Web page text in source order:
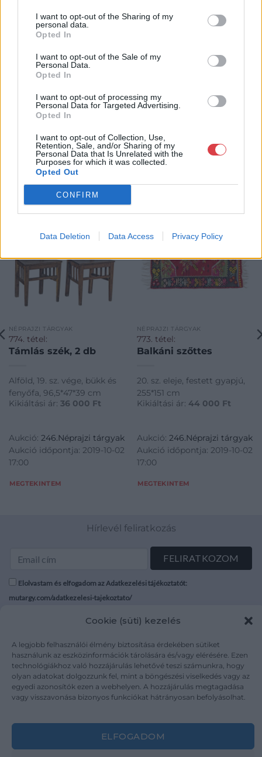
I want to opt-out of the Sharing of my
personal data.
Opted In
I want to opt-out of the Sale of my
Personal Data.
Opted In
I want to opt-out of processing my
Personal Data for Targeted Advertising.
Opted In
I want to opt-out of Collection, Use,
Retention, Sale, and/or Sharing of my
Personal Data that Is Unrelated with the
Purposes for which it was collected.
Opted Out
CONFIRM
Data Deletion Data Access Privacy Policy
Cookie (süti) kezelés
A legjobb felhasználói élmény biztosítása érdekében sütiket
használunk az eszközinformációk tárolására és/vagy elérésére. Ezen
technológiákhoz való hozzájárulás lehetővé teszi számunkra, hogy
olyan adatokat dolgozzunk fel, mint a böngészési viselkedés vagy az
egyedi azonosítók ezen a webhelyen. A hozzájárulás megtagadása
vagy visszavonása bizonyos funkciókat hátrányosan befolyásolhat.
ELFOGADOM
bútorok, szőnyegek, üveg, porcelán és ezüst tárgyak, ékszerek,
néprajzi tárgyak értékesítése és aukcionálása. Hagyatékok és
gyűjtemények árverezése. Ingyenes értékbecslés. Árveréseinkre
a tárgyfelvétel folyamatos.
GALÉRIA TOVÁBBI MŰTÁRGYAI
KAPCSOLÓDÓ MŰTÁRGYAK
NÉPRAJZI TÁRGYAK
774. tétel:
Támlás szék, 2 db
Alföld, 19. sz. vége, bükk és
fenyőfa, 96,5*47*39 cm
Kikiáltási ár: 36 000 Ft
Aukció: 246.Néprajzi tárgyak
Aukció időpontja: 2019-10-02
17:00
MEGTEKINTEM
NÉPRAJZI TÁRGYAK
773. tétel:
Balkáni szőttes
20. sz. eleje, festett gyapjú,
255*151 cm
Kikiáltási ár: 44 000 Ft
Aukció: 246.Néprajzi tárgyak
Aukció időpontja: 2019-10-02
17:00
MEGTEKINTEM
Hírlevél feliratkozás
Elolvastam és elfogadom az Adatkezelési tájékoztatót:
mutargy.com/adatkezelesi-tajekoztato/
Médiaajánlat
Karrier
Kapcsolat
Áraink
ÁSZF
Adatvédelem
Impresszum